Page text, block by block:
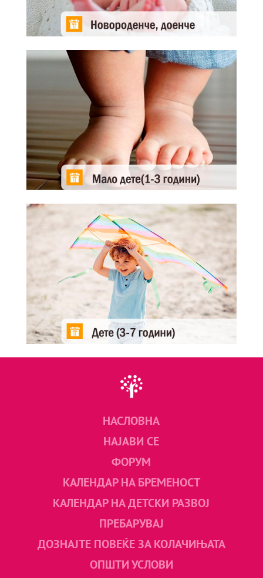
НАСЛОВНА
НАЈАВИ СЕ
ФОРУМ
КАЛЕНДАР НА БРЕМЕНОСТ
КАЛЕНДАР НА ДЕТСКИ РАЗВОЈ
ПРЕБАРУВАЈ
ДОЗНАЈТЕ ПОВЕЌЕ ЗА КОЛАЧИЊАТА
ОПШТИ УСЛОВИ